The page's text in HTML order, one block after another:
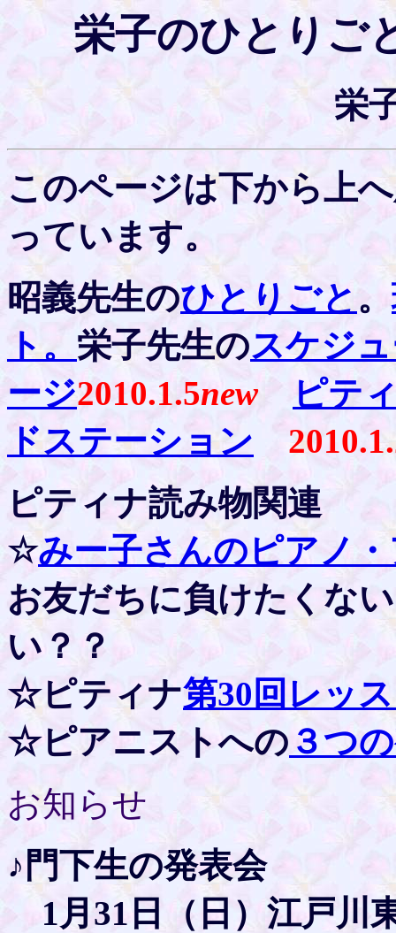
栄子のひとりご
栄
このページは下から上
っています。
昭義先生のひとりごと 。
ト。 栄子先生のスケジ
ージ2010.1.5new
ピテ
ドステーション
ピティナ読み物関連
☆みー子さんのピアノ
お友だちに負けたくな
い？？
☆ピティナ第30回レッ
☆ピアニストへの ３つ
お知らせ
♪門下生の発表会
1月31日（日）江戸川